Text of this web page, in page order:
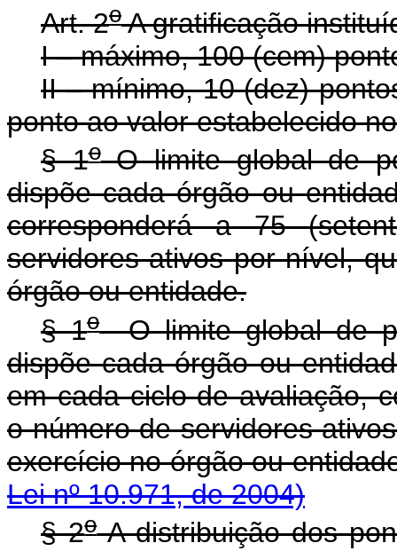
Art. 2oA gratificação
I – máximo, 100 (cem)
II – mínimo, 10 (dez)
ponto ao valor estabelecido
§ 1oO limite global de
dispõe cada órgão ou
corresponderá a 75
servidores ativos por nível,
órgão ou entidade.
§ 1oO limite global de
dispõe cada órgão ou
em cada ciclo de avaliação,
o número de servidores
exercício no órgão
Lei nº 10.971, de 2004)
§ 2oA distribuição dos